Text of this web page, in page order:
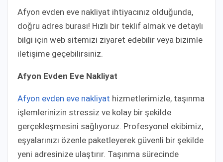
Afyon evden eve nakliyat ihtiyacınız olduğunda,
doğru adres burası! Hızlı bir teklif almak ve detaylı
bilgi için web sitemizi ziyaret edebilir veya bizimle
iletişime geçebilirsiniz.
Afyon Evden Eve Nakliyat
Afyon evden eve nakliyat hizmetlerimizle, taşınma
işlemlerinizin stressiz ve kolay bir şekilde
gerçekleşmesini sağlıyoruz. Profesyonel ekibimiz,
eşyalarınızı özenle paketleyerek güvenli bir şekilde
yeni adresinize ulaştırır. Taşınma sürecinde